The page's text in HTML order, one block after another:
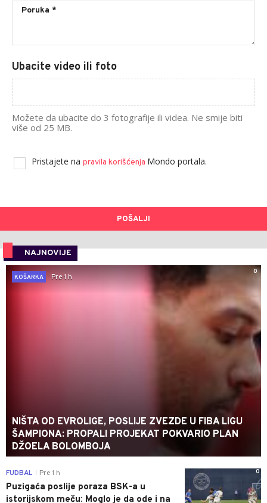
Ubacite video ili foto
Možete da ubacite do 3 fotografije ili videa. Ne smije biti
više od 25 MB.
Pristajete na pravila korišćenja Mondo portala.
POŠALJI
NAJNOVIJE
0
KOŠARKA
Pre 1 h
NIŠTA OD EVROLIGE, POSLIJE ZVEZDE U FIBA LIGU
ŠAMPIONA: PROPALI PROJEKAT POKVARIO PLAN
DŽOELA BOLOMBOJA
0
FUDBAL Pre 1 h
Puzigaća poslije poraza BSK-a u
istorijskom meču: Moglo je da ode i na